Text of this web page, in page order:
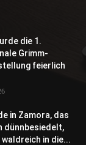
die 1.
Grimm-
feierlich
in Zamora, das
dünnbesiedelt,
in die...